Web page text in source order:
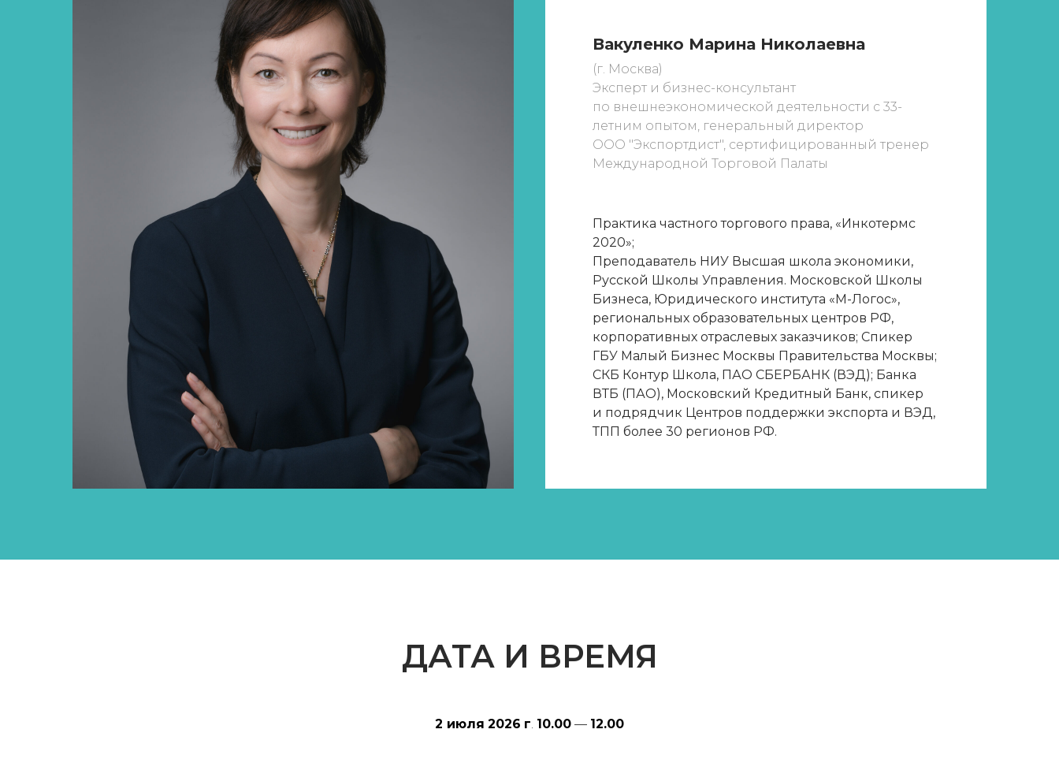
Вакуленко Марина Николаевна
(г. Москва)
Эксперт и бизнес-консультант
по внешнеэкономической деятельности с 33-
летним опытом, генеральный директор
ООО "Экспортдист", сертифицированный тренер
Международной Торговой Палаты
Практика частного торгового права, «Инкотермс
2020»;
Преподаватель НИУ Высшая школа экономики,
Русской Школы Управления. Московской Школы
Бизнеса, Юридического института «М-Логос»,
региональных образовательных центров РФ,
корпоративных отраслевых заказчиков; Спикер
ГБУ Малый Бизнес Москвы Правительства Москвы;
СКБ Контур Школа, ПАО СБЕРБАНК (ВЭД); Банка
ВТБ (ПАО), Московский Кредитный Банк, спикер
и подрядчик Центров поддержки экспорта и ВЭД,
ТПП более 30 регионов РФ.
ДАТА И ВРЕМЯ
2 июля 2026 г 10.00 — 12.00